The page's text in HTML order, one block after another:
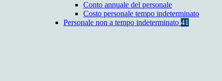
Conto annuale del personale
Costo personale tempo indeterminato
Personale non a tempo indeterminato 41